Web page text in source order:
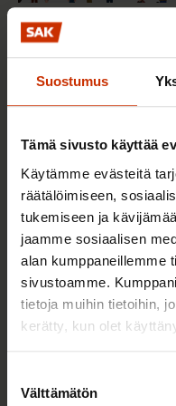
Suostumus
Tämä sivusto käyttää
Käytämme evästeitä
räätälöimiseen,
tukemiseen ja
jaamme sosiaalisen
alan kumppaneillemme
sivustoamme.
tietoja muihin tietoihin,
kerätty, kun olet
valinta
Välttämätön
2.6.2026 11:00
hyvinvoiva
TERVE JA HYVÄ
22.5.2026 9:00